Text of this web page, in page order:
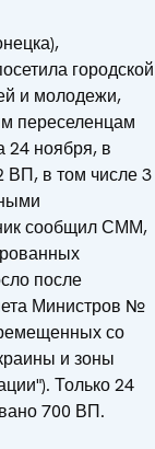
городской
и молодежи,
переселенцам
24 ноября, в
ВП, в том числе 3
сообщил СММ,
после
Министров №
со
и зоны
Только 24
700 ВП.